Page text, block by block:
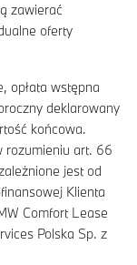
zawierać
oferty
opłata wstępna
deklarowany
końcowa.
rozumieniu art. 66
jest od
Klienta
Comfort Lease
Polska Sp. z